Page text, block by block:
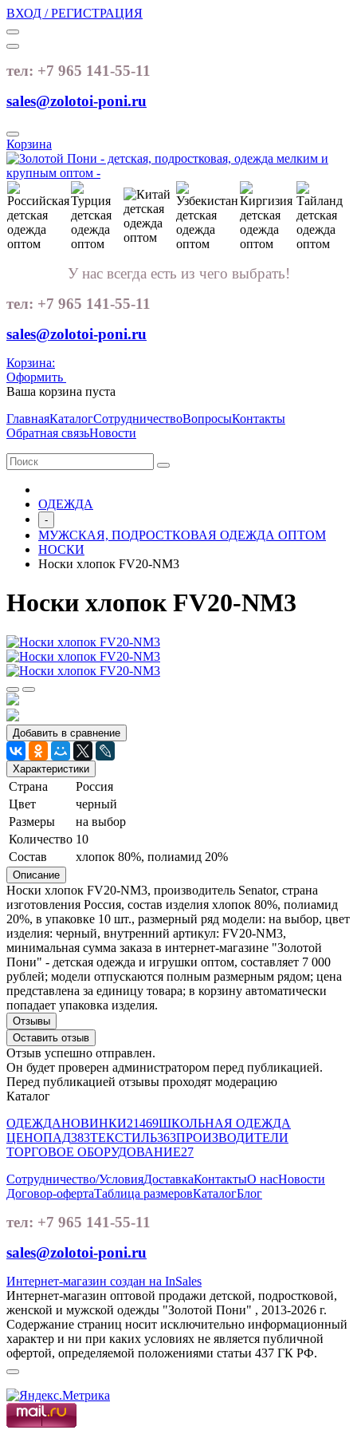
ВХОД / РЕГИСТРАЦИЯ
тел: +7 965 141-55-11
sales@zolotoi-poni.ru
Корзина
У нас всегда есть из чего выбрать!
тел: +7 965 141-55-11
sales@zolotoi-poni.ru
Корзина:
Оформить
Ваша корзина пуста
ГлавнаяКаталогСотрудничествоВопросыКонтакты
Обратная связьНовости
ОДЕЖДА
-
МУЖСКАЯ, ПОДРОСТКОВАЯ ОДЕЖДА ОПТОМ
НОСКИ
Носки хлопок FV20-NМ3
Носки хлопок FV20-NМ3
Добавить в сравнение
Характеристики
Страна
Россия
Цвет
черный
Размеры
на выбор
Количество 10
Состав
хлопок 80%, полиамид 20%
Описание
Носки хлопок FV20-NМ3, производитель Senator, страна
изготовления Россия, состав изделия хлопок 80%, полиамид
20%, в упаковке 10 шт., размерный ряд модели: на выбор, цвет
изделия: черный, внутренний артикул: FV20-NМ3,
минимальная сумма заказа в интернет-магазине "Золотой
Пони" - детская одежда и игрушки оптом, составляет 7 000
рублей; модели отпускаются полным размерным рядом; цена
представлена за единицу товара; в корзину автоматически
попадает упаковка изделия.
Отзывы
Оставить отзыв
Отзыв успешно отправлен.
Он будет проверен администратором перед публикацией.
Перед публикацией отзывы проходят модерацию
Каталог
ОДЕЖДАНОВИНКИ21469ШКОЛЬНАЯ ОДЕЖДА
ЦЕНОПАД383ТЕКСТИЛЬ363ПРОИЗВОДИТЕЛИ
ТОРГОВОЕ ОБОРУДОВАНИЕ27
Сотрудничество/УсловияДоставкаКонтактыО насНовости
Договор-офертаТаблица размеровКаталогБлог
тел: +7 965 141-55-11
sales@zolotoi-poni.ru
Интернет-магазин создан на InSales
Интернет-магазин оптовой продажи детской, подростковой,
женской и мужской одежды "Золотой Пони" , 2013-2026 г.
Содержание страниц носит исключительно информационный
характер и ни при каких условиях не является публичной
офертой, определяемой положениями статьи 437 ГК РФ.